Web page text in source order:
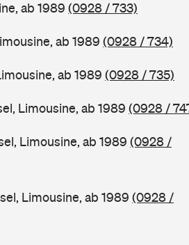
ab 1989 (0928 / 733)
ab 1989 (0928 / 734)
ab 1989 (0928 / 735)
Limousine, ab 1989 (0928 /
Limousine, ab 1989 (0928 /
Limousine, ab 1989 (0928 /